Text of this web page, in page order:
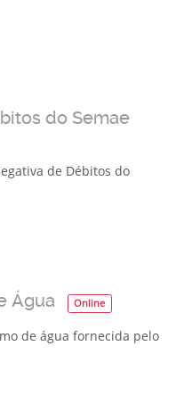
do Semae
de Débitos do
Água Online
de água fornecida pelo